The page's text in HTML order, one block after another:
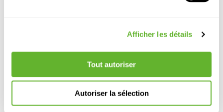
Afficher les détails
Tout autoriser
Autoriser la sélection